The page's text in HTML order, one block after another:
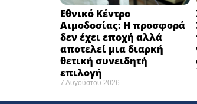
Εθνικό Κέντρο
Αιμοδοσίας: H προσφορά
δεν έχει εποχή αλλά
αποτελεί μια διαρκή
θετική συνειδητή
επιλογή ​
7 Αυγούστου 2026